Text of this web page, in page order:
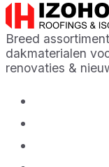
Breed
dakmaterialen
renovaties &